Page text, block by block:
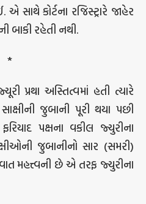
સાથે કોર્ટના રજિસ્ટ્રારે જાહેર
બાકી રહેતી નથી.
*
પ્રથા અસ્તિત્વમાં હતી ત્યારે
જુબાની પૂરી થયા પછી
પક્ષના વકીલ જ્યુરીના
જુબાનીનો સાર (સમરી)
મહત્ત્વની છે એ તરફ જ્યુરીના